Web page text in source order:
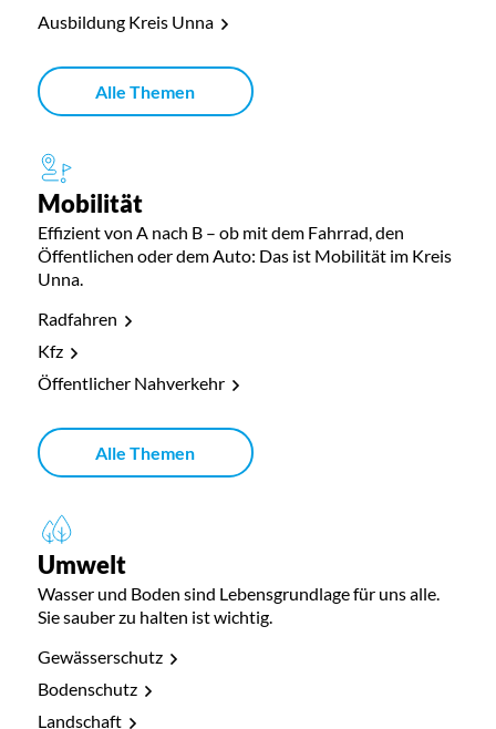
Ausbildung Kreis Unna
Alle Themen
Mobilität
Effizient von A nach B – ob mit dem Fahrrad, den
Öffentlichen oder dem Auto: Das ist Mobilität im Kreis
Unna.
Radfahren
Kfz
Öffentlicher Nahverkehr
Alle Themen
Umwelt
Wasser und Boden sind Lebensgrundlage für uns alle.
Sie sauber zu halten ist wichtig.
Gewässerschutz
Bodenschutz
Landschaft